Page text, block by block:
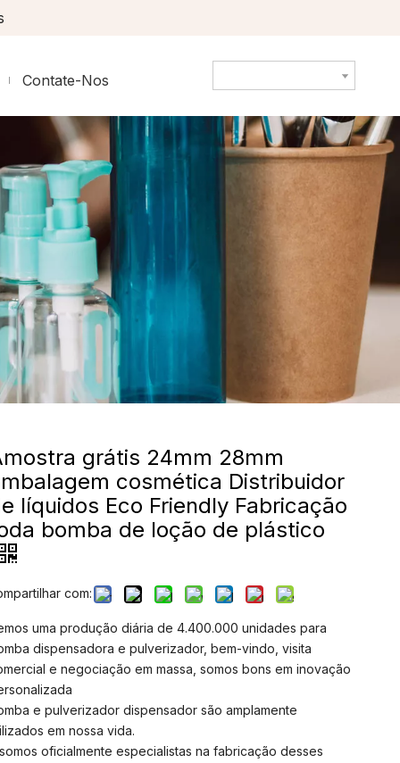
Contate-Nos
grátis 24mm 28mm
cosmética Distribuidor
líquidos Eco Friendly Fabricação
bomba de loção de plástico
com:
uma produção diária de 4.400.000 unidades para
dispensadora e pulverizador, bem-vindo, visita
e negociação em massa, somos bons em inovação
e pulverizador dispensador são amplamente
em nossa vida.
oficialmente especialistas na fabricação desses